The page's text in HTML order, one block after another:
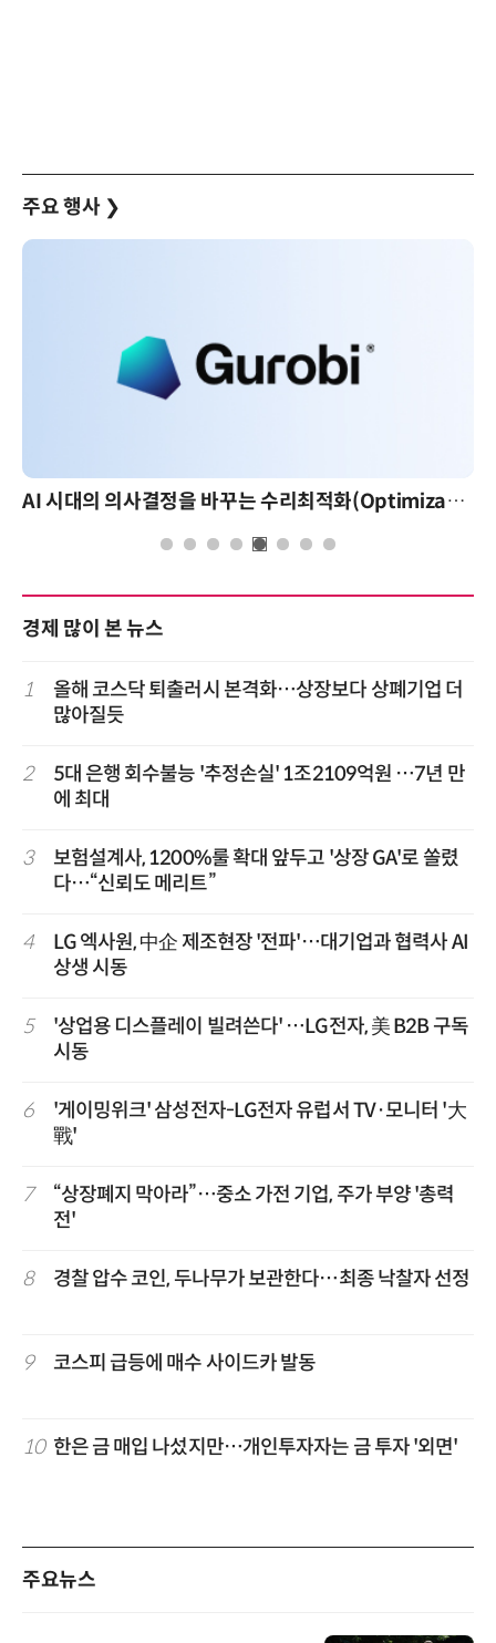
주요 행사 ❯
AI 시대의 의사결정을 바꾸는 수리최적화(Optimization): 실제 산업 적용 사례와 활용 전략
경제 많이 본 뉴스
1
올해 코스닥 퇴출러시 본격화…상장보다 상폐기업 더
많아질듯
2
5대 은행 회수불능 '추정손실' 1조2109억원 …7년 만
에 최대
3
보험설계사, 1200%룰 확대 앞두고 '상장 GA'로 쏠렸
다…“신뢰도 메리트”
4
LG 엑사원, 中企 제조현장 '전파'…대기업과 협력사 AI
상생 시동
5
'상업용 디스플레이 빌려쓴다' …LG전자, 美 B2B 구독
시동
6
'게이밍위크' 삼성전자-LG전자 유럽서 TV·모니터 '大
戰'
7
“상장폐지 막아라”…중소 가전 기업, 주가 부양 '총력
전'
8 경찰 압수 코인, 두나무가 보관한다…최종 낙찰자 선정
9 코스피 급등에 매수 사이드카 발동
10 한은 금 매입 나섰지만…개인투자자는 금 투자 '외면'
주요뉴스